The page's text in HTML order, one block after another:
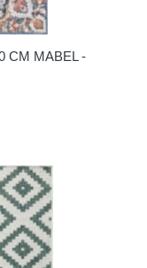
CM MABEL -